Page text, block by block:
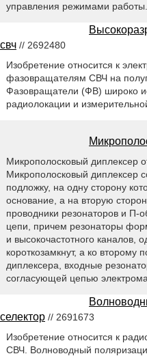
управления режимами работы.
свч // 2692480
Изобретение относится к
фазовращателям СВЧ на
Фазовращатели (ФВ) широко
радиолокации и
Микрополосковый диплексер
Микрополосковый диплексер
подложку, на одну сторону
основание, а на вторую
проводники резонаторов и П-
цепи, причем резонаторы
и высокочастотного каналов,
короткозамкнут, а ко второму
диплексера, входные
согласующей цепью
селектор // 2691673
Изобретение относится к
СВЧ. Волноводный